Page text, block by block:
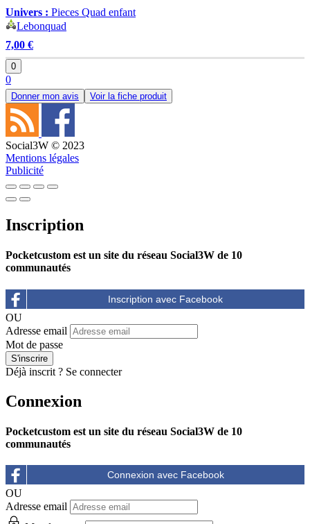
Univers : Pieces Quad enfant
Lebonquad
7,00 €
0
0
Donner mon avis Voir la fiche produit
Social3W © 2023
Mentions légales
Publicité
Inscription
Pocketcustom est un site du réseau Social3W de 10
communautés
OU
Adresse email
Mot de passe
Déjà inscrit ? Se connecter
Connexion
Pocketcustom est un site du réseau Social3W de 10
communautés
OU
Adresse email